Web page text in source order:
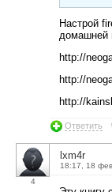
Настрой
домашней
http://
http://
http://
Ответить
4
lxm4r
18:17, 18